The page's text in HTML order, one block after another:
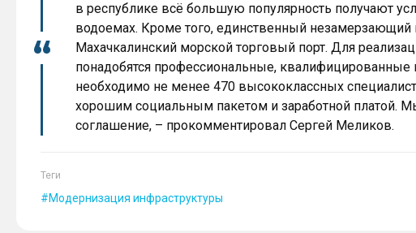
в республике всё большую популярность получают
водоемах. Кроме того, единственный незамерзающий
Махачкалинский морской торговый порт. Для
понадобятся профессиональные,
необходимо не менее 470 высококлассных
хорошим социальным пакетом и заработной платой.
соглашение, – прокомментировал Сергей Меликов.
Теги
Модернизация инфраструктуры